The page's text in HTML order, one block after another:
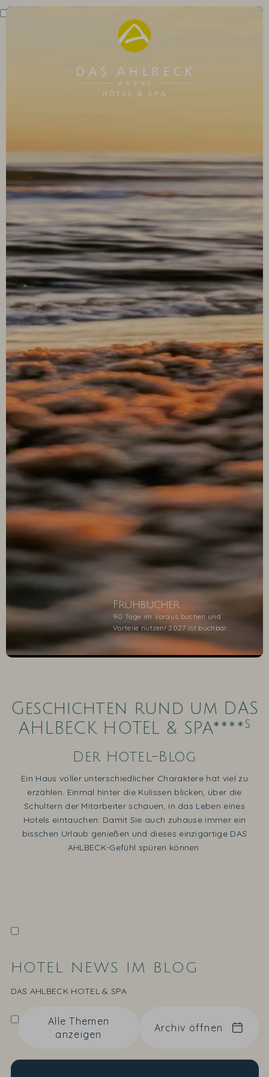
Frühbucher
90 Tage im Voraus buchen und
Vorteile nutzen! 2027 ist buchbar
Geschichten rund um DAS
AHLBECK HOTEL & SPA****s
Der Hotel-Blog
Ein Haus voller unterschiedlicher Charaktere hat viel zu
erzählen. Einmal hinter die Kulissen blicken, über die
Schultern der Mitarbeiter schauen, in das Leben eines
Hotels eintauchen: Damit Sie auch zuhause immer ein
bisschen Urlaub genießen und dieses einzigartige DAS
AHLBECK-Gefühl spüren können.
HOTEL NEWS IM BLOG
DAS AHLBECK HOTEL & SPA
Alle Themen
anzeigen
Archiv öffnen